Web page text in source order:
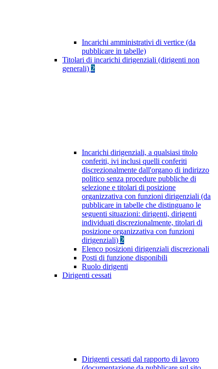
Incarichi amministrativi di vertice (da
pubblicare in tabelle)
Titolari di incarichi dirigenziali (dirigenti non
generali) 2
Incarichi dirigenziali, a qualsiasi titolo
conferiti, ivi inclusi quelli conferiti
discrezionalmente dall'organo di indirizzo
politico senza procedure pubbliche di
selezione e titolari di posizione
organizzativa con funzioni dirigenziali (da
pubblicare in tabelle che distinguano le
seguenti situazioni: dirigenti, dirigenti
individuati discrezionalmente, titolari di
posizione organizzativa con funzioni
dirigenziali) 2
Elenco posizioni dirigenziali discrezionali
Posti di funzione disponibili
Ruolo dirigenti
Dirigenti cessati
Dirigenti cessati dal rapporto di lavoro